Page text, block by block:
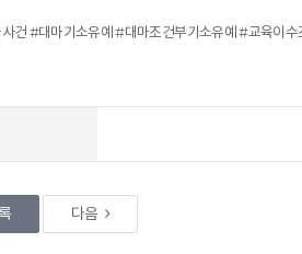
건 #대마기소유예 #대마조건부기소유예 #교육이수
다음